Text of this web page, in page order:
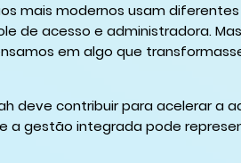
mais modernos usam
de acesso e administradora.
em algo que
deve contribuir para acelerar a
a gestão integrada pode